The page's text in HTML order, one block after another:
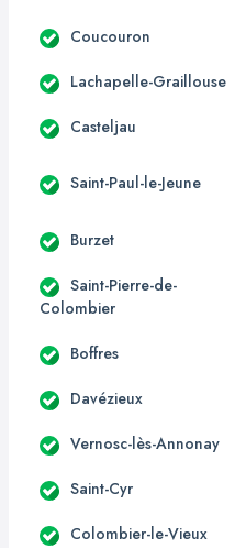
Coucouron
Lachapelle-Graillouse
Casteljau
Saint-Paul-le-Jeune
Burzet
Saint-Pierre-de-
Colombier
Boffres
Davézieux
Vernosc-lès-Annonay
Saint-Cyr
Colombier-le-Vieux